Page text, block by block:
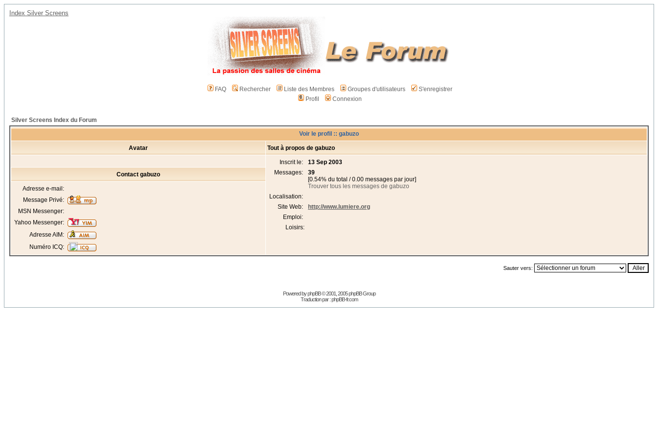
Index Silver Screens
FAQ Rechercher Liste des Membres Groupes d'utilisateurs
S'enregistrer
Profil
Connexion
Silver Screens Index du Forum
Voir le profil :: gabuzo
Avatar Tout à propos de gabuzo
Inscrit le:
13 Sep 2003
Messages:
39
[0.54% du total / 0.00 messages par jour]
Trouver tous les messages de gabuzo
Localisation:
Site Web:
http://www.lumiere.org
Emploi:
Loisirs:
Contact gabuzo
Adresse e-mail:
Message Privé:
MSN Messenger:
Yahoo Messenger:
Adresse AIM:
Numéro ICQ:
Sauter vers:
Powered byphpBB© 2001, 2005 phpBB Group
Traduction par :phpBB-fr.com